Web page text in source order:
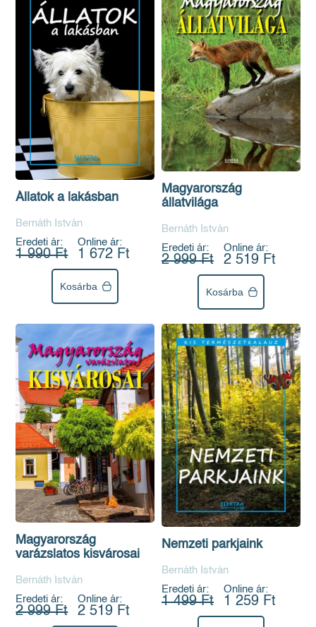
Állatok a lakásban
Bernáth István
Eredeti ár:
1 990 Ft
Online ár:
1 672 Ft
Kosárba
Magyarország
állatvilága
Bernáth István
Eredeti ár:
2 999 Ft
Online ár:
2 519 Ft
Kosárba
Magyarország
varázslatos kisvárosai
Bernáth István
Eredeti ár:
2 999 Ft
Online ár:
2 519 Ft
Nemzeti parkjaink
Bernáth István
Eredeti ár:
1 499 Ft
Online ár:
1 259 Ft